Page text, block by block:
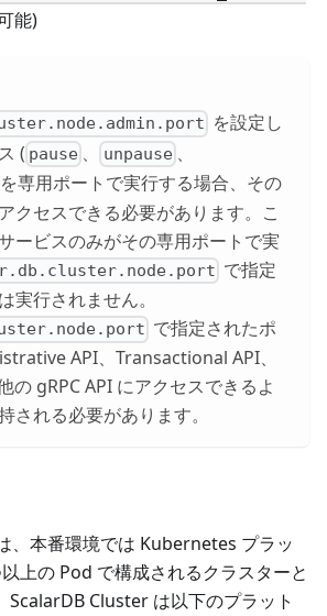
能)
を設定し
( pause 、 unpause、
専用ポートで実行する場合、その
クセスできる必要があります。こ
ービスのみがその専用ポートで実
で指定
実行されません。
で指定されたポ
API、Transactional API、
の gRPC API にアクセスできるよ
される必要があります。
、本番環境では Kubernetes プラッ
上の Pod で構成されるクラスターと
ScalarDB Cluster は以下のプラット